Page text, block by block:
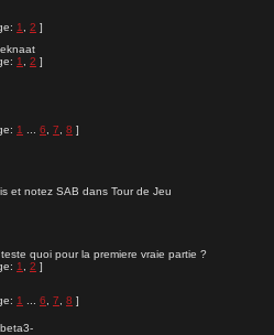
1 2 ]
1 2 ]
1 6 7 8 ]
et notez SAB dans Tour de Jeu
quoi pour la premiere vraie partie ?
1 2 ]
1 6 7 8 ]